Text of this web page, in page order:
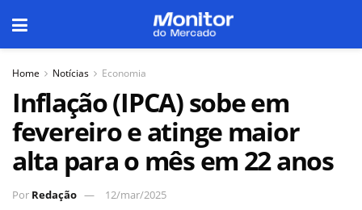
Home Notícias Economia
Inflação (IPCA) sobe em
fevereiro e atinge maior
alta para o mês em 22 anos
Por Redação 12/mar/2025